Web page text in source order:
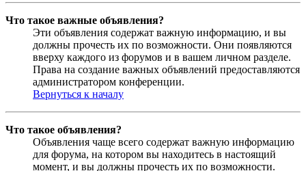
Что такое важные объявления?
Эти объявления содержат важную информацию, и вы
должны прочесть их по возможности. Они появляются
вверху каждого из форумов и в вашем личном разделе.
Права на создание важных объявлений предоставляются
администратором конференции.
Вернуться к началу
Что такое объявления?
Объявления чаще всего содержат важную информацию
для форума, на котором вы находитесь в настоящий
момент, и вы должны прочесть их по возможности.